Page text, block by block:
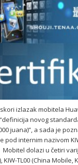
izlazak mobitela
novog
juana)”, a sada je
pod internim nazivom
dolazi u četiri
KIW-TL00 (China Mobile,